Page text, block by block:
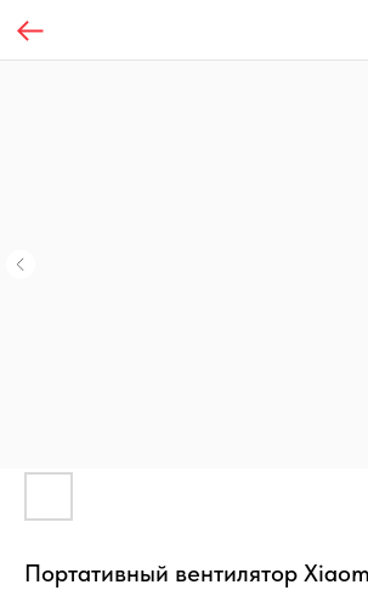
Портативный вентилятор